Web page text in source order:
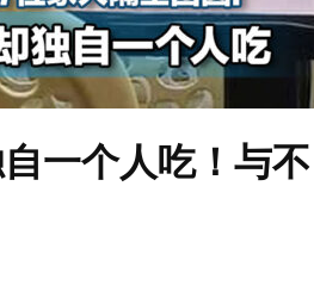
一个人吃！与不